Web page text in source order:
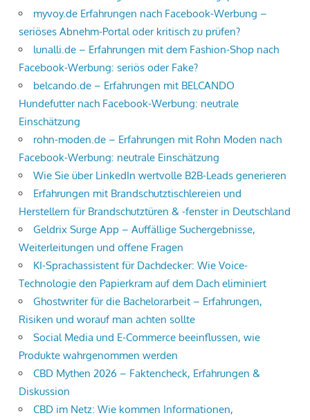
myvoy.de Erfahrungen nach Facebook-Werbung –
seriöses Abnehm-Portal oder kritisch zu prüfen?
lunalli.de – Erfahrungen mit dem Fashion-Shop nach
Facebook-Werbung: seriös oder Fake?
belcando.de – Erfahrungen mit BELCANDO
Hundefutter nach Facebook-Werbung: neutrale
Einschätzung
rohn-moden.de – Erfahrungen mit Rohn Moden nach
Facebook-Werbung: neutrale Einschätzung
Wie Sie über LinkedIn wertvolle B2B-Leads generieren
Erfahrungen mit Brandschutztischlereien und
Herstellern für Brandschutztüren & -fenster in Deutschland
Geldrix Surge App – Auffällige Suchergebnisse,
Weiterleitungen und offene Fragen
KI-Sprachassistent für Dachdecker: Wie Voice-
Technologie den Papierkram auf dem Dach eliminiert
Ghostwriter für die Bachelorarbeit – Erfahrungen,
Risiken und worauf man achten sollte
Social Media und E-Commerce beeinflussen, wie
Produkte wahrgenommen werden
CBD Mythen 2026 – Faktencheck, Erfahrungen &
Diskussion
CBD im Netz: Wie kommen Informationen,